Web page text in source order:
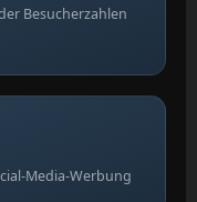
Besucherzahlen
Media-Werbung